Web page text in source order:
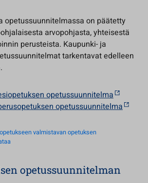
opetussuunnitelmassa on päätetty
arvopohjasta, yhteisestä
perusteista. Kaupunki- ja
tarkentavat edelleen
opetussuunnitelma
opetussuunnitelma
valmistavan opetuksen
opetussuunnitelman